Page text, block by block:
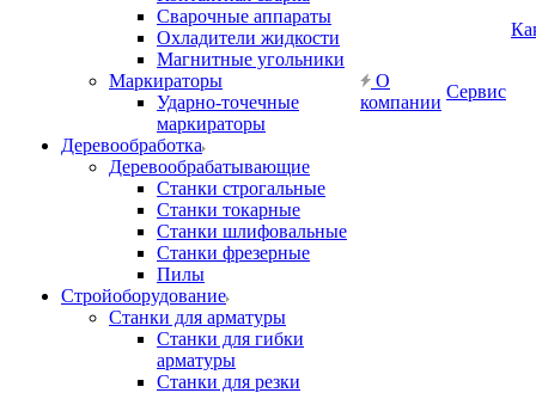
Сварочные аппараты
Охладители жидкости
Магнитные угольники
Маркираторы
Ударно-точечные
маркираторы
Деревообработка
Деревообрабатывающие
Станки строгальные
Станки токарные
Станки шлифовальные
Станки фрезерные
Пилы
Стройоборудование
Станки для арматуры
Станки для гибки
арматуры
Станки для резки
О
компании
Сервис